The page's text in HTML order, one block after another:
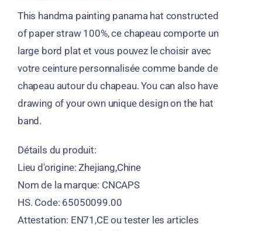
This handma painting panama hat constructed
of paper straw100%, ce chapeau comporte un
large bord plat et vous pouvez le choisir avec
votre ceinture personnalisée comme bande de
chapeau autour du chapeau.You can also have
drawing of your own unique design on the hat
band .
Détails du produit:
Lieu d'origine: Zhejiang,Chine
Nom de la marque: CNCAPS
HS. Code: 65050099.00
Attestation: EN71,CE ou tester les articles